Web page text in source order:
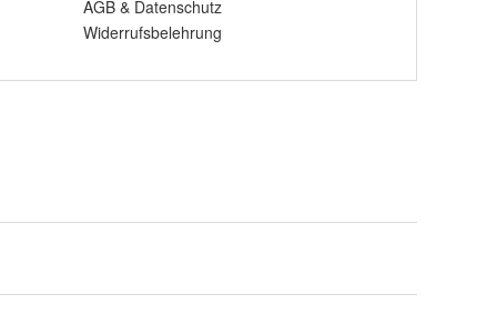
AGB & Datenschutz
Widerrufsbelehrung